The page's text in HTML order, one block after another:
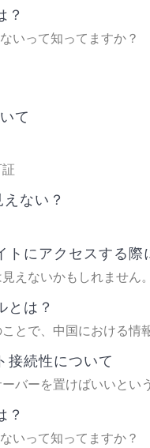
？
いって知ってますか？
て
ない？
トにアクセスする際
えないかもしれません。
とは？
とで、中国における情
接続性について
バーを置けばいいとい
？
いって知ってますか？